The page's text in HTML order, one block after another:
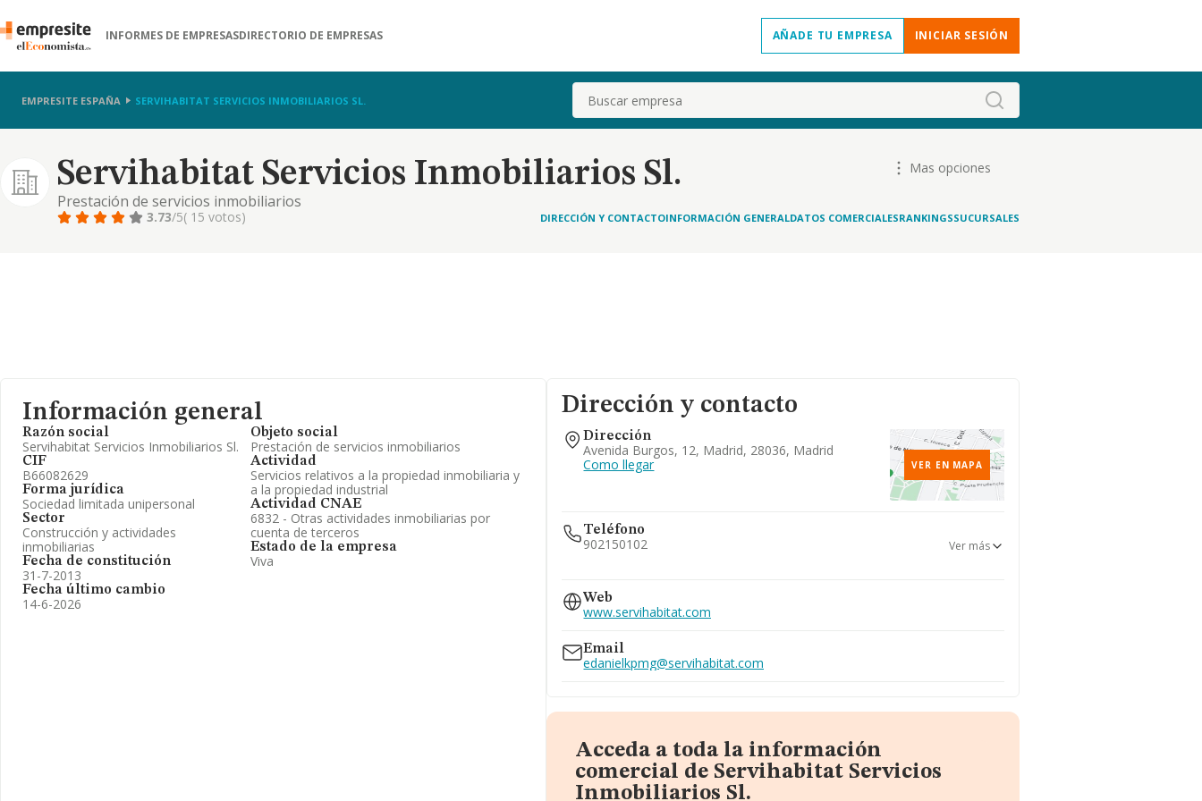
INFORMES DE EMPRESASDIRECTORIO DE EMPRESAS AÑADE TU EMPRESA INICIAR SESIÓN
EMPRESITE ESPAÑA SERVIHABITAT SERVICIOS INMOBILIARIOS SL. Buscar
Servihabitat Servicios Inmobiliarios Sl.
Prestación de servicios inmobiliarios
Mas opciones
3.73/5( 15 votos) DIRECCIÓN Y CONTACTOINFORMACIÓN GENERALDATOS COMERCIALESRANKINGSSUCURSALES
Información general
Razón social
Servihabitat Servicios Inmobiliarios Sl.
CIF
B66082629
Forma jurídica
Sociedad limitada unipersonal
Sector
Construcción y actividades
inmobiliarias
Fecha de constitución
31-7-2013
Fecha último cambio
14-6-2026
Objeto social
Prestación de servicios inmobiliarios
Actividad
Servicios relativos a la propiedad inmobiliaria y
a la propiedad industrial
Actividad CNAE
6832 - Otras actividades inmobiliarias por
cuenta de terceros
Estado de la empresa
Viva
Dirección y contacto
Dirección
Avenida Burgos, 12, Madrid, 28036, Madrid
Como llegar
VER EN MAPA
Teléfono
902150102
620...
Ver teléfono 620...
Ver más
Web
www.servihabitat.com
Email
edanielkpmg@servihabitat.com
Acceda a toda la información
comercial de Servihabitat Servicios
Inmobiliarios Sl.